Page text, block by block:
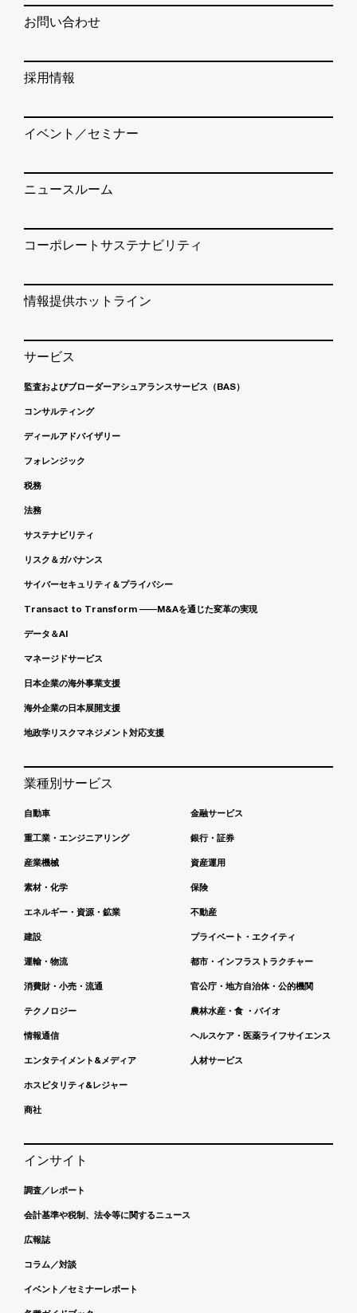
お問い合わせ
採用情報
イベント／セミナー
ニュースルーム
コーポレートサステナビリティ
情報提供ホットライン
サービス
監査およびブローダーアシュアランスサービス（BAS）
コンサルティング
ディールアドバイザリー
フォレンジック
税務
法務
サステナビリティ
リスク＆ガバナンス
サイバーセキュリティ＆プライバシー
Transact to Transform ――M&Aを通じた変革の実現
データ＆AI
マネージドサービス
日本企業の海外事業支援
海外企業の日本展開支援
地政学リスクマネジメント対応支援
業種別サービス
自動車
重工業・エンジニアリング
産業機械
素材・化学
エネルギー・資源・鉱業
建設
運輸・物流
消費財・小売・流通
テクノロジー
情報通信
エンタテイメント&メディア
ホスピタリティ&レジャー
商社
金融サービス
銀行・証券
資産運用
保険
不動産
プライベート・エクイティ
都市・インフラストラクチャー
官公庁・地方自治体・公的機関
農林水産・食 ・バイオ
ヘルスケア・医薬ライフサイエンス
人材サービス
インサイト
調査／レポート
会計基準や税制、法令等に関するニュース
広報誌
コラム／対談
イベント／セミナーレポート